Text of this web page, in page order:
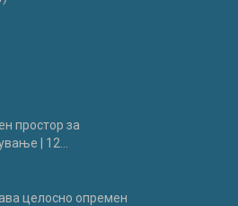
простор за
| 12...
целосно опремен